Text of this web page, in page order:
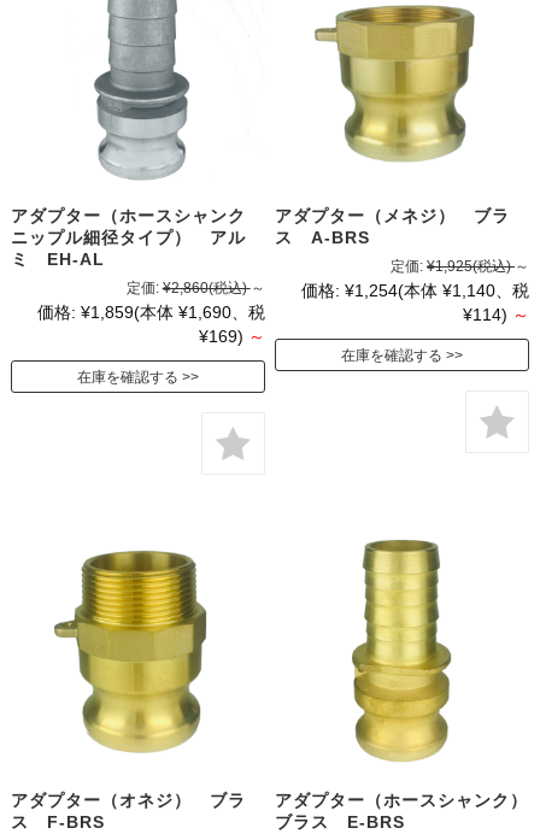
アダプター（ホースシャンク
ニップル細径タイプ） アル
ミ EH-AL
定価: ¥2,860(税込) ～
価格: ¥1,859(本体 ¥1,690、税
¥169) ～
在庫を確認する
アダプター（メネジ） ブラ
ス A-BRS
定価: ¥1,925(税込) ～
価格: ¥1,254(本体 ¥1,140、税
¥114) ～
在庫を確認する
アダプター（オネジ） ブラ
ス F-BRS
アダプター（ホースシャンク）
ブラス E-BRS